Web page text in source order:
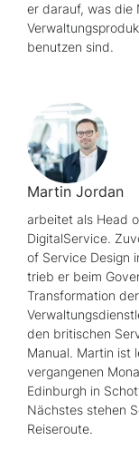
er darauf, was die
benutzen sind.
Martin Jordan
arbeitet als Head
DigitalService.
of Service Design
trieb er beim
Transformation
den britischen
Manual. Martin ist
vergangenen
Edinburgh in
Nächstes stehen
Reiseroute.